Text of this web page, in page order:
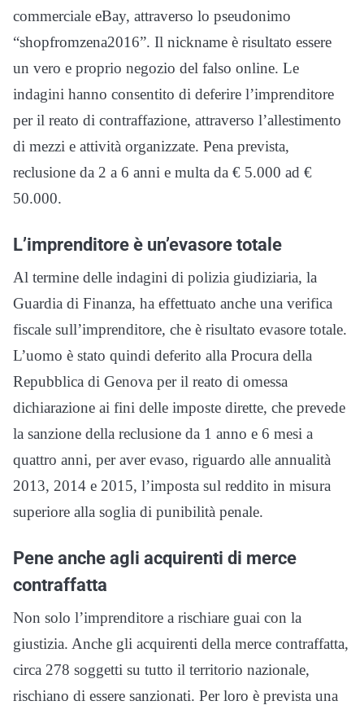
commerciale eBay, attraverso lo pseudonimo
“shopfromzena2016”. Il nickname è risultato essere
un vero e proprio negozio del falso online. Le
indagini hanno consentito di deferire l’imprenditore
per il reato di contraffazione, attraverso l’allestimento
di mezzi e attività organizzate. Pena prevista,
reclusione da 2 a 6 anni e multa da € 5.000 ad €
50.000.
L’imprenditore è un’evasore totale
Al termine delle indagini di polizia giudiziaria, la
Guardia di Finanza, ha effettuato anche una verifica
fiscale sull’imprenditore, che è risultato evasore totale.
L’uomo è stato quindi deferito alla Procura della
Repubblica di Genova per il reato di omessa
dichiarazione ai fini delle imposte dirette, che prevede
la sanzione della reclusione da 1 anno e 6 mesi a
quattro anni, per aver evaso, riguardo alle annualità
2013, 2014 e 2015, l’imposta sul reddito in misura
superiore alla soglia di punibilità penale.
Pene anche agli acquirenti di merce
contraffatta
Non solo l’imprenditore a rischiare guai con la
giustizia. Anche gli acquirenti della merce contraffatta,
circa 278 soggetti su tutto il territorio nazionale,
rischiano di essere sanzionati. Per loro è prevista una